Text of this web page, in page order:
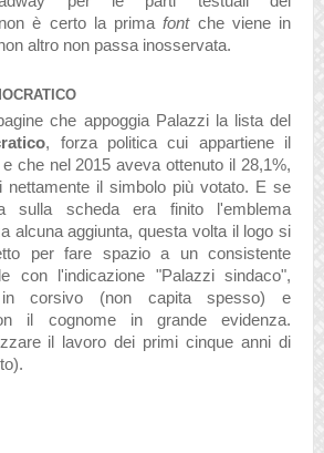
è certo la primafontche viene in
altro non passa inosservata.
che appoggia Palazzi la lista del
, forza politica cui appartiene il
che nel 2015 aveva ottenuto il 28,1%,
nettamente il simbolo più votato. E se
sulla scheda era finito l'emblema
alcuna aggiunta, questa volta il logo si
per fare spazio a un consistente
con l'indicazione "Palazzi sindaco",
in corsivo (non capita spesso) e
il cognome in grande evidenza.
il lavoro dei primi cinque anni di